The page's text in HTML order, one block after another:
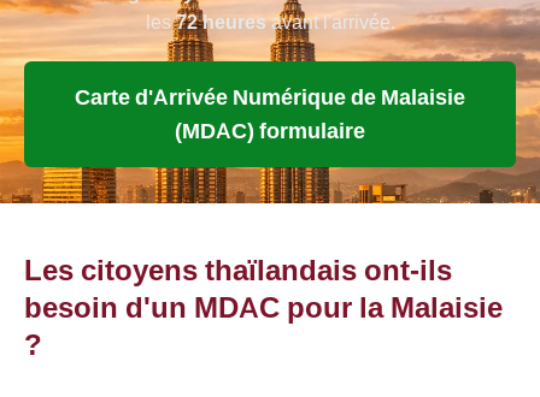
les72 heures avant l'arrivée.
Carte d'Arrivée Numérique de Malaisie
(MDAC) formulaire
Les citoyens thaïlandais ont-ils
besoin d'un MDAC pour la Malaisie
?